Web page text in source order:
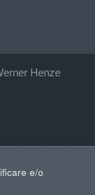
Henze
e/o